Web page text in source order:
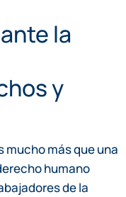
la
y
mucho más que una
humano
de la